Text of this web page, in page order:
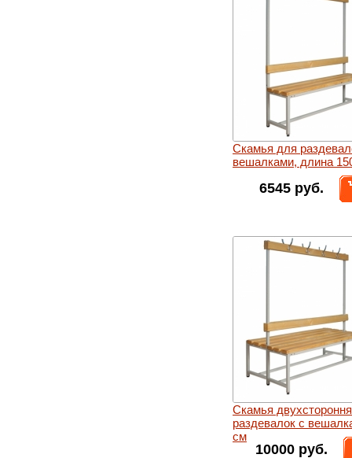
Скамья для
вешалками, длина
6545 руб.
Скамья
раздевалок с
см
10000 руб.